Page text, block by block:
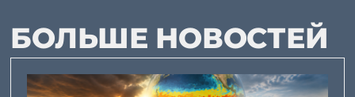
БОЛЬШЕ НОВОСТЕЙ